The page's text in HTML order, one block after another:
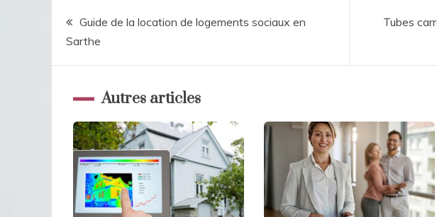
Navigation
de
l’article
Guide de la location de logements sociaux en
Sarthe
Tubes
Autres articles